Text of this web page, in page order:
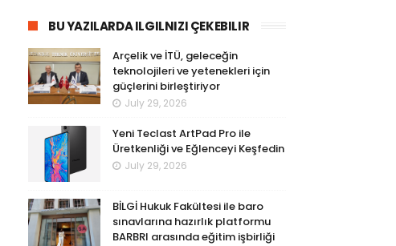
BU YAZILARDA ILGILNIZI ÇEKEBILIR
Arçelik ve İTÜ, geleceğin
teknolojileri ve yetenekleri için
güçlerini birleştiriyor
July 29, 2026
Yeni Teclast ArtPad Pro ile
Üretkenliği ve Eğlenceyi Keşfedin
July 29, 2026
BİLGİ Hukuk Fakültesi ile baro
sınavlarına hazırlık platformu
BARBRI arasında eğitim işbirliği